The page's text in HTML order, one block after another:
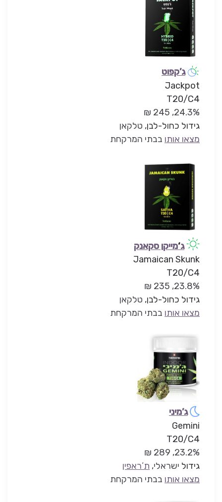
ג’קפוט
Jackpot
T20/C4
24.3%, 245 ₪
גידול כחול-לבן, טלקאן
מצאו אותו בבתי המרקחת
ג‘מייקן סקאנק
Jamaican Skunk
T20/C4
23.8%, 235 ₪
גידול כחול-לבן, טלקאן
מצאו אותו בבתי המרקחת
ג’מיני
Gemini
T20/C4
23.2%, 289 ₪
גידול ישראלי, ת’ראפין
מצאו אותו בבתי המרקחת